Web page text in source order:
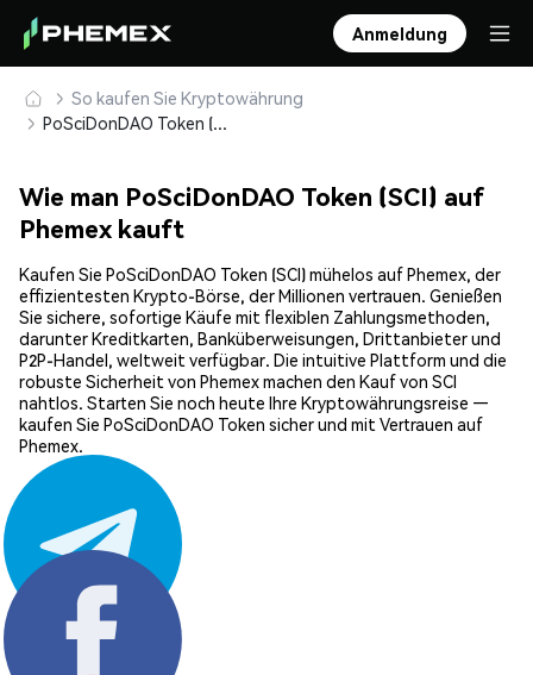
Anmeldung
So kaufen Sie Kryptowährung
PoSciDonDAO Token (SCI) sicher kaufen und speichern
Wie man PoSciDonDAO Token (SCI) auf
Phemex kauft
Kaufen Sie PoSciDonDAO Token (SCI) mühelos auf Phemex, der
effizientesten Krypto-Börse, der Millionen vertrauen. Genießen
Sie sichere, sofortige Käufe mit flexiblen Zahlungsmethoden,
darunter Kreditkarten, Banküberweisungen, Drittanbieter und
P2P-Handel, weltweit verfügbar. Die intuitive Plattform und die
robuste Sicherheit von Phemex machen den Kauf von SCI
nahtlos. Starten Sie noch heute Ihre Kryptowährungsreise —
kaufen Sie PoSciDonDAO Token sicher und mit Vertrauen auf
Phemex.
Teilen: